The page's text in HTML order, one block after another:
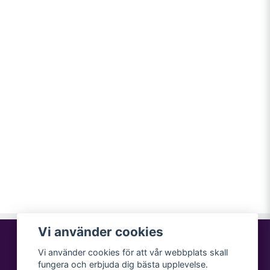
Vi använder cookies
Vi använder cookies för att vår webbplats skall
fungera och erbjuda dig bästa upplevelse.